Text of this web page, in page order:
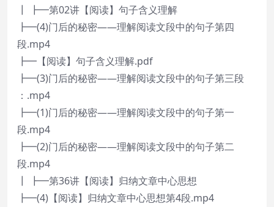
┃ ┣━第02讲【阅读】句子含义理解
┣━(4)门后的秘密——理解阅读文段中的句子第四
段.mp4
┣━【阅读】句子含义理解.pdf
┣━(3)门后的秘密——理解阅读文段中的句子第三段
：.mp4
┣━(1)门后的秘密——理解阅读文段中的句子第一
段.mp4
┣━(2)门后的秘密——理解阅读文段中的句子第二
段.mp4
┃ ┣━第36讲【阅读】归纳文章中心思想
┣━(4)【阅读】归纳文章中心思想第4段.mp4